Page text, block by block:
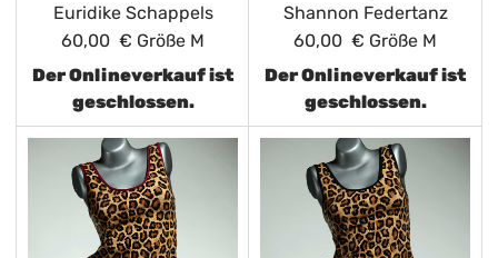
Euridike Schappels
60,00 € Größe M
Der Onlineverkauf ist
geschlossen.
Shannon Federtanz
60,00 € Größe M
Der Onlineverkauf ist
geschlossen.